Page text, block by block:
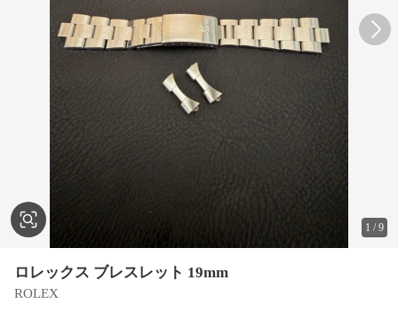
1 /9
ロレックス ブレスレット 19mm
ROLEX